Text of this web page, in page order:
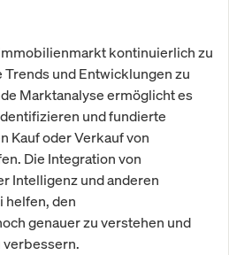
kontinuierlich zu
und Entwicklungen zu
Marktanalyse ermöglicht es
und fundierte
Kauf oder Verkauf von
Die Integration von
Intelligenz und anderen
helfen, den
genauer zu verstehen und